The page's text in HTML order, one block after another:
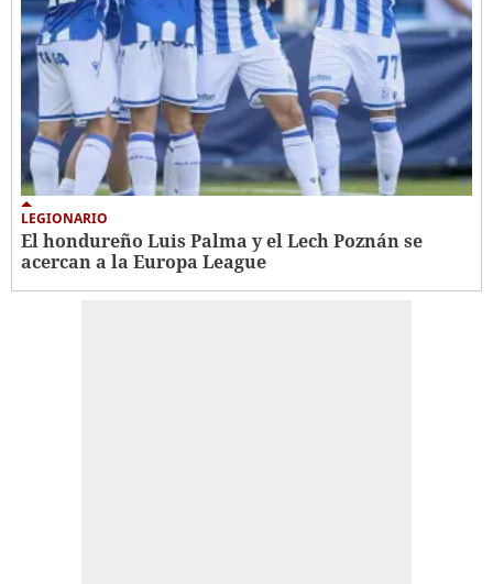
LEGIONARIO
El hondureño Luis Palma y el Lech Poznán se
acercan a la Europa League